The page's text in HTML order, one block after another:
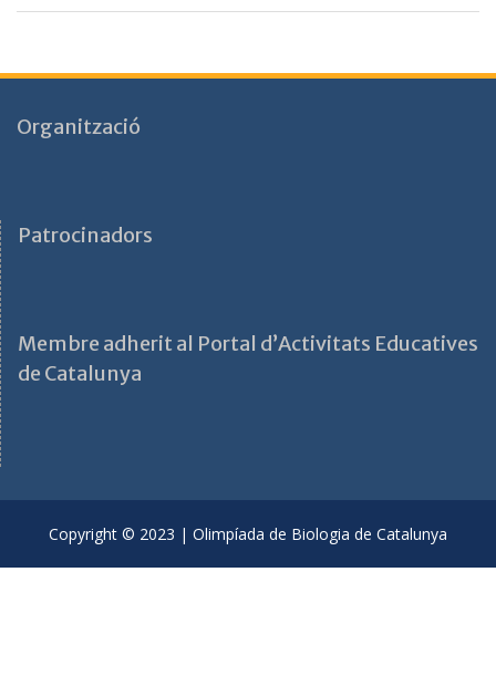
Organització
Patrocinadors
Membre adherit al Portal d’Activitats Educatives
de Catalunya
Copyright © 2023 | Olimpíada de Biologia de Catalunya